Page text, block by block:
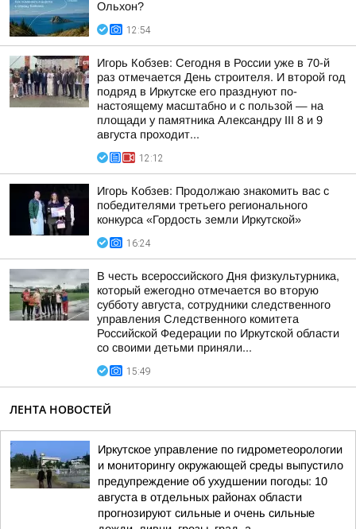
Ольхон?
12:54
Игорь Кобзев: Сегодня в России уже в 70-й
раз отмечается День строителя. И второй год
подряд в Иркутске его празднуют по-
настоящему масштабно и с пользой — на
площади у памятника Александру III 8 и 9
августа проходит...
12:12
Игорь Кобзев: Продолжаю знакомить вас с
победителями третьего регионального
конкурса «Гордость земли Иркутской»
16:24
В честь всероссийского Дня физкультурника,
который ежегодно отмечается во вторую
субботу августа, сотрудники следственного
управления Следственного комитета
Российской Федерации по Иркутской области
со своими детьми приняли...
15:49
ЛЕНТА НОВОСТЕЙ
Иркутское управление по гидрометеорологии
и мониторингу окружающей среды выпустило
предупреждение об ухудшении погоды: 10
августа в отдельных районах области
прогнозируют сильные и очень сильные